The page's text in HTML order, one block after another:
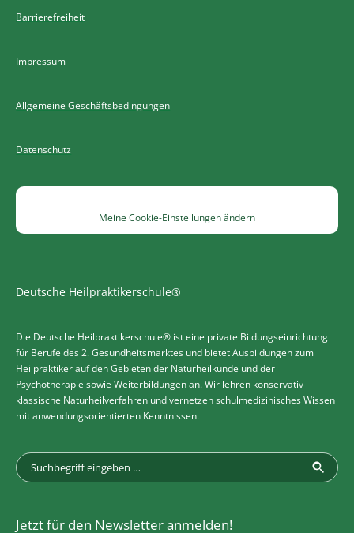
Barrierefreiheit
Impressum
Allgemeine Geschäftsbedingungen
Datenschutz
Meine Cookie-Einstellungen ändern
Deutsche Heilpraktikerschule®
Die Deutsche Heilpraktikerschule® ist eine private Bildungseinrichtung
für Berufe des 2. Gesundheitsmarktes und bietet Ausbildungen zum
Heilpraktiker auf den Gebieten der Naturheilkunde und der
Psychotherapie sowie Weiterbildungen an. Wir lehren konservativ-
klassische Naturheilverfahren und vernetzen schulmedizinisches Wissen
mit anwendungsorientierten Kenntnissen.
Jetzt für den Newsletter anmelden!